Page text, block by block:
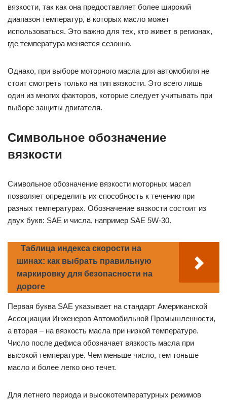
вязкости, так как она предоставляет более широкий
диапазон температур, в которых масло может
использоваться. Это важно для тех, кто живет в регионах,
где температура меняется сезонно.
Однако, при выборе моторного масла для автомобиля не
стоит смотреть только на тип вязкости. Это всего лишь
один из многих факторов, которые следует учитывать при
выборе защиты двигателя.
Символьное обозначение
вязкости
Символьное обозначение вязкости моторных масел
позволяет определить их способность к течению при
разных температурах. Обозначение вязкости состоит из
двух букв: SAE и числа, например SAE 5W-30.
Таблица индекса скорости на
шинах: как выбрать правильную
маркировку для безопасности на
дороге
Первая буква SAE указывает на стандарт Американской
Ассоциации Инженеров Автомобильной Промышленности,
а вторая – на вязкость масла при низкой температуре.
Число после дефиса обозначает вязкость масла при
высокой температуре. Чем меньше число, тем тоньше
масло и более легко оно течет.
Для летнего периода и высокотемпературных режимов